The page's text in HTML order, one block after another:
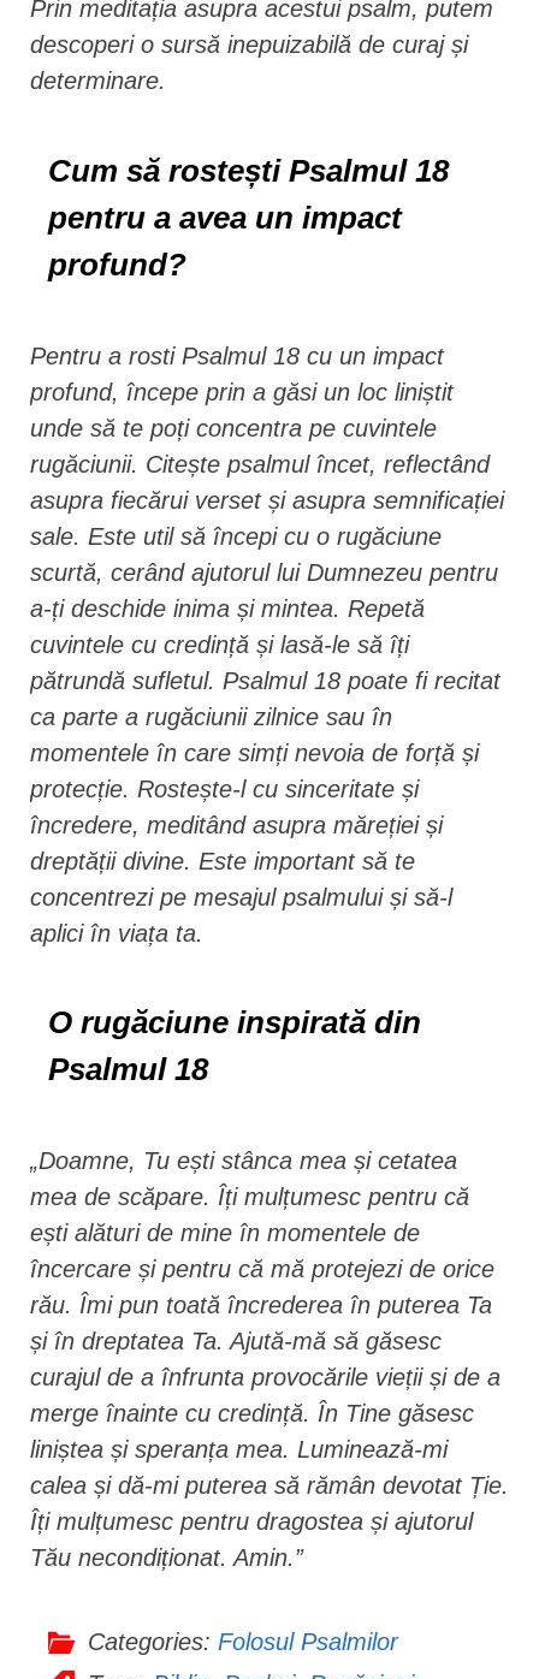
Prin meditația asupra acestui psalm, putem
descoperi o sursă inepuizabilă de curaj și
determinare.
Cum să rostești Psalmul 18
pentru a avea un impact
profund?
Pentru a rosti Psalmul 18 cu un impact
profund, începe prin a găsi un loc liniștit
unde să te poți concentra pe cuvintele
rugăciunii. Citește psalmul încet, reflectând
asupra fiecărui verset și asupra semnificației
sale. Este util să începi cu o rugăciune
scurtă, cerând ajutorul lui Dumnezeu pentru
a-ți deschide inima și mintea. Repetă
cuvintele cu credință și lasă-le să îți
pătrundă sufletul. Psalmul 18 poate fi recitat
ca parte a rugăciunii zilnice sau în
momentele în care simți nevoia de forță și
protecție. Rostește-l cu sinceritate și
încredere, meditând asupra măreției și
dreptății divine. Este important să te
concentrezi pe mesajul psalmului și să-l
aplici în viața ta.
O rugăciune inspirată din
Psalmul 18
„Doamne, Tu ești stânca mea și cetatea
mea de scăpare. Îți mulțumesc pentru că
ești alături de mine în momentele de
încercare și pentru că mă protejezi de orice
rău. Îmi pun toată încrederea în puterea Ta
și în dreptatea Ta. Ajută-mă să găsesc
curajul de a înfrunta provocările vieții și de a
merge înainte cu credință. În Tine găsesc
liniștea și speranța mea. Luminează-mi
calea și dă-mi puterea să rămân devotat Ție.
Îți mulțumesc pentru dragostea și ajutorul
Tău necondiționat. Amin.”
Categories: Folosul Psalmilor